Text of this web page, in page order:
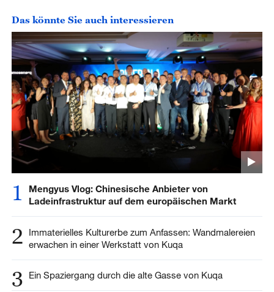
Das könnte Sie auch interessieren
1
Mengyus Vlog: Chinesische Anbieter von
Ladeinfrastruktur auf dem europäischen Markt
2
Immaterielles Kulturerbe zum Anfassen: Wandmalereien
erwachen in einer Werkstatt von Kuqa
3 Ein Spaziergang durch die alte Gasse von Kuqa